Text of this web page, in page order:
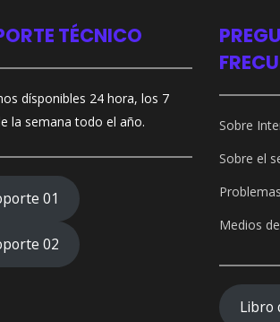
TÉCNICO
dísponibles 24 hora, los 7
la semana todo el año.
01
02
Sobre
Sobre el
Medios
Libro